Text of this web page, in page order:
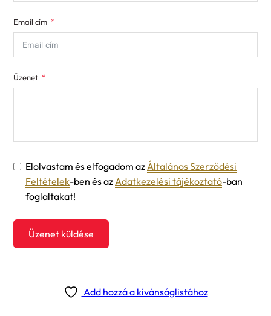
+1
Email cím
Üzenet
Elolvastam és elfogadom azÁltalános Szerződési
Feltételek-ben és azAdatkezelési tájékoztató-ban
foglaltakat!
Üzenet küldése
Add hozzá a kívánságlistához